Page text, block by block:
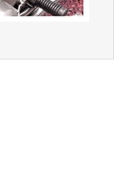
digitale